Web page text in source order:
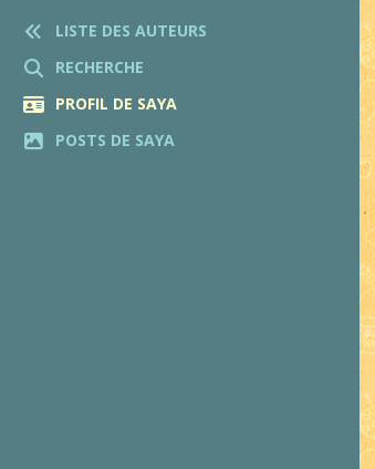
LISTE DES AUTEURS
RECHERCHE
PROFIL DE SAYA
POSTS DE SAYA